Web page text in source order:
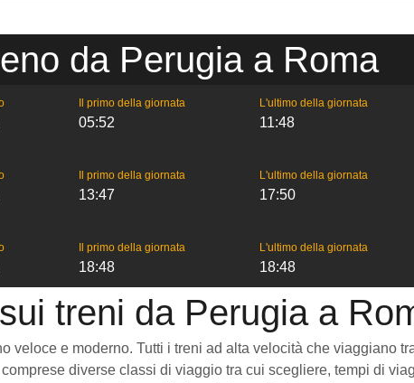
da Perugia a Roma
Il primo della giornata
05:52
L'ultimo della giornata
11:48
Il primo della giornata
13:47
L'ultimo della giornata
17:50
Il primo della giornata
18:48
L'ultimo della giornata
18:48
treni da Perugia a
e moderno. Tutti i treni ad alta velocità che viaggiano
diverse classi di viaggio tra cui scegliere, tempi di